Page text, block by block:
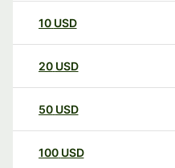
10 USD
20 USD
50 USD
100 USD